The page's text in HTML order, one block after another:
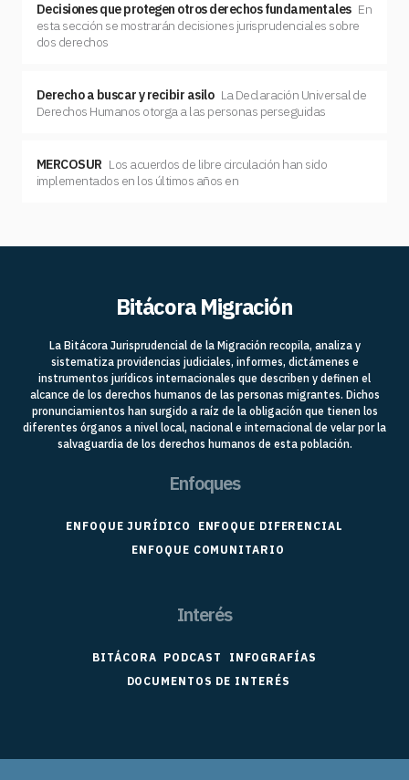
Decisiones que protegen otros derechos fundamentales En
esta sección se mostrarán decisiones jurisprudenciales sobre
dos derechos
Derecho a buscar y recibir asilo La Declaración Universal de
Derechos Humanos otorga a las personas perseguidas
MERCOSUR Los acuerdos de libre circulación han sido
implementados en los últimos años en
Bitácora Migración
La Bitácora Jurisprudencial de la Migración recopila, analiza y
sistematiza providencias judiciales, informes, dictámenes e
instrumentos jurídicos internacionales que describen y definen el
alcance de los derechos humanos de las personas migrantes. Dichos
pronunciamientos han surgido a raíz de la obligación que tienen los
diferentes órganos a nivel local, nacional e internacional de velar por la
salvaguardia de los derechos humanos de esta población.
Enfoques
ENFOQUE JURÍDICO
ENFOQUE DIFERENCIAL
ENFOQUE COMUNITARIO
Interés
BITÁCORA PODCAST
INFOGRAFÍAS
DOCUMENTOS DE INTERÉS